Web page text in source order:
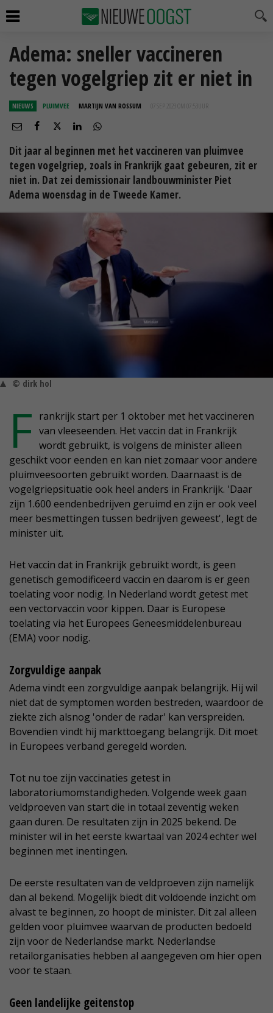
Adema: sneller vaccineren
tegen vogelgriep zit er niet in
NIEUWS PLUIMVEE MARTIJN VAN ROSSUM 07 SEP 2023 OM 07:53
Dit jaar al beginnen met het vaccineren van pluimvee
tegen vogelgriep, zoals in Frankrijk gaat gebeuren, zit er
niet in. Dat zei demissionair landbouwminister Piet
Adema woensdag in de Tweede Kamer.
© dirk hol
F rankrijk start per 1 oktober met het vaccineren
van vleeseenden. Het vaccin dat in Frankrijk
wordt gebruikt, is volgens de minister alleen
geschikt voor eenden en kan niet zomaar voor andere
pluimveesoorten gebruikt worden. Daarnaast is de
vogelgriepsituatie ook heel anders in Frankrijk. 'Daar
zijn 1.600 eendenbedrijven geruimd en zijn er ook veel
meer besmettingen tussen bedrijven geweest', legt de
minister uit.
Het vaccin dat in Frankrijk gebruikt wordt, is geen
genetisch gemodificeerd vaccin en daarom is er geen
toelating voor nodig. In Nederland wordt getest met
een vectorvaccin voor kippen. Daar is Europese
toelating via het Europees Geneesmiddelenbureau
(EMA) voor nodig.
Zorgvuldige aanpak
Adema vindt een zorgvuldige aanpak belangrijk. Hij wil
niet dat de symptomen worden bestreden, waardoor de
ziekte zich alsnog 'onder de radar' kan verspreiden.
Bovendien vindt hij markttoegang belangrijk. Dit moet
in Europees verband geregeld worden.
Tot nu toe zijn vaccinaties getest in
laboratoriumomstandigheden. Volgende week gaan
veldproeven van start die in totaal zeventig weken
gaan duren. De resultaten zijn in 2025 bekend. De
minister wil in het eerste kwartaal van 2024 echter wel
beginnen met inentingen.
De eerste resultaten van de veldproeven zijn namelijk
dan al bekend. Mogelijk biedt dit voldoende inzicht om
alvast te beginnen, zo hoopt de minister. Dit zal alleen
gelden voor pluimvee waarvan de producten bedoeld
zijn voor de Nederlandse markt. Nederlandse
retailorganisaties hebben al aangegeven om hier open
voor te staan.
Geen landelijke geitenstop